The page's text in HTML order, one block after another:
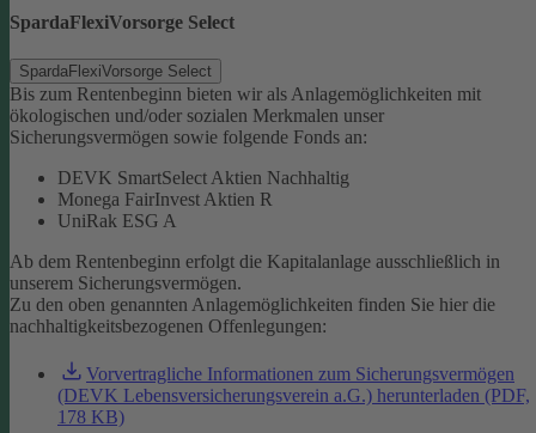
SpardaFlexiVorsorge Select
SpardaFlexiVorsorge Select
Bis zum Rentenbeginn bieten wir als Anlagemöglichkeiten mit
ökologischen und/oder sozialen Merkmalen unser
Sicherungsvermögen sowie folgende Fonds an:
DEVK SmartSelect Aktien Nachhaltig
Monega FairInvest Aktien R
UniRak ESG A
Ab dem Rentenbeginn erfolgt die Kapitalanlage ausschließlich in
unserem Sicherungsvermögen.
Zu den oben genannten Anlagemöglichkeiten finden Sie hier die
nachhaltigkeitsbezogenen Offenlegungen:
Vorvertragliche Informationen zum Sicherungsvermögen
(DEVK Lebensversicherungsverein a.G.) herunterladen (PDF,
178 KB)